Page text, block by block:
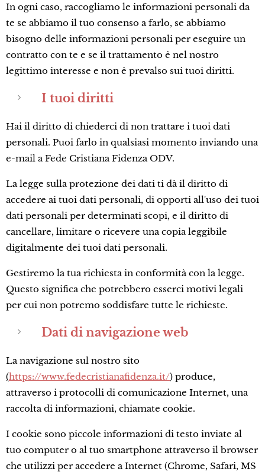
In ogni caso, raccogliamo le informazioni personali da
te se abbiamo il tuo consenso a farlo, se abbiamo
bisogno delle informazioni personali per eseguire un
contratto con te e se il trattamento è nel nostro
legittimo interesse e non è prevalso sui tuoi diritti.
I tuoi diritti
Hai il diritto di chiederci di non trattare i tuoi dati
personali. Puoi farlo in qualsiasi momento inviando una
e-mail a Fede Cristiana Fidenza ODV.
La legge sulla protezione dei dati ti dà il diritto di
accedere ai tuoi dati personali, di opporti all'uso dei tuoi
dati personali per determinati scopi, e il diritto di
cancellare, limitare o ricevere una copia leggibile
digitalmente dei tuoi dati personali.
Gestiremo la tua richiesta in conformità con la legge.
Questo significa che potrebbero esserci motivi legali
per cui non potremo soddisfare tutte le richieste.
Dati di navigazione web
La navigazione sul nostro sito
(https://www.fedecristianafidenza.it/) produce,
attraverso i protocolli di comunicazione Internet, una
raccolta di informazioni, chiamate cookie.
I cookie sono piccole informazioni di testo inviate al
tuo computer o al tuo smartphone attraverso il browser
che utilizzi per accedere a Internet (Chrome, Safari, MS